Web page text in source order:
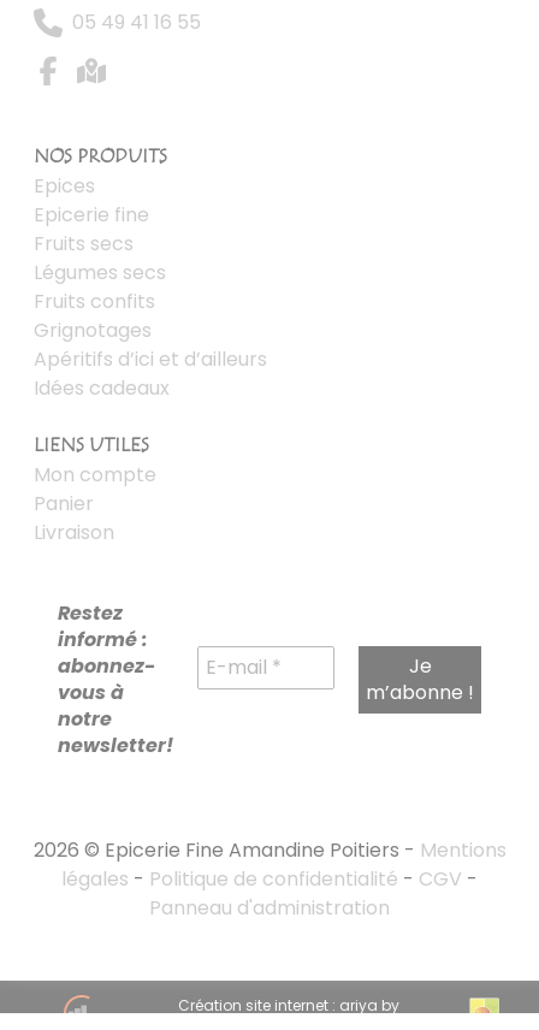
RECHERCHE
POUR :
05 49 41 16 55
NOS PRODUITS
Epices
Epicerie fine
Fruits secs
Légumes secs
Fruits confits
Grignotages
Apéritifs d’ici et d’ailleurs
Idées cadeaux
LIENS UTILES
Mon compte
Panier
Livraison
Restez
informé :
abonnez-
vous à
notre
newsletter!
2026 © Epicerie Fine Amandine Poitiers - Mentions
légales - Politique de confidentialité - CGV -
Panneau d'administration
Création site internet : ariya by